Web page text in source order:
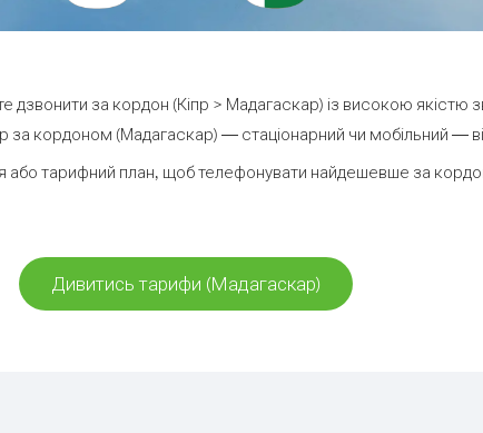
дзвонити за кордон (Кіпр > Мадагаскар) із високою якістю
кордоном (Мадагаскар) — стаціонарний чи мобільний —
або тарифний план, щоб телефонувати найдешевше за
Дивитись тарифи (Мадагаскар)